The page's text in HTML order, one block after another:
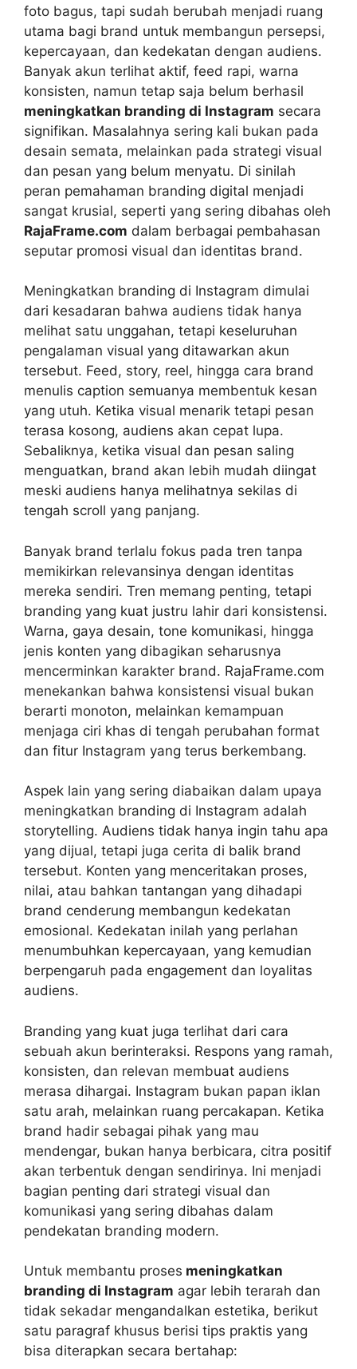
foto bagus, tapi sudah berubah menjadi ruang
utama bagi brand untuk membangun persepsi,
kepercayaan, dan kedekatan dengan audiens.
Banyak akun terlihat aktif, feed rapi, warna
konsisten, namun tetap saja belum berhasil
meningkatkan branding di Instagram secara
signifikan. Masalahnya sering kali bukan pada
desain semata, melainkan pada strategi visual
dan pesan yang belum menyatu. Di sinilah
peran pemahaman branding digital menjadi
sangat krusial, seperti yang sering dibahas oleh
RajaFrame.com dalam berbagai pembahasan
seputar promosi visual dan identitas brand.
Meningkatkan branding di Instagram dimulai
dari kesadaran bahwa audiens tidak hanya
melihat satu unggahan, tetapi keseluruhan
pengalaman visual yang ditawarkan akun
tersebut. Feed, story, reel, hingga cara brand
menulis caption semuanya membentuk kesan
yang utuh. Ketika visual menarik tetapi pesan
terasa kosong, audiens akan cepat lupa.
Sebaliknya, ketika visual dan pesan saling
menguatkan, brand akan lebih mudah diingat
meski audiens hanya melihatnya sekilas di
tengah scroll yang panjang.
Banyak brand terlalu fokus pada tren tanpa
memikirkan relevansinya dengan identitas
mereka sendiri. Tren memang penting, tetapi
branding yang kuat justru lahir dari konsistensi.
Warna, gaya desain, tone komunikasi, hingga
jenis konten yang dibagikan seharusnya
mencerminkan karakter brand. RajaFrame.com
menekankan bahwa konsistensi visual bukan
berarti monoton, melainkan kemampuan
menjaga ciri khas di tengah perubahan format
dan fitur Instagram yang terus berkembang.
Aspek lain yang sering diabaikan dalam upaya
meningkatkan branding di Instagram adalah
storytelling. Audiens tidak hanya ingin tahu apa
yang dijual, tetapi juga cerita di balik brand
tersebut. Konten yang menceritakan proses,
nilai, atau bahkan tantangan yang dihadapi
brand cenderung membangun kedekatan
emosional. Kedekatan inilah yang perlahan
menumbuhkan kepercayaan, yang kemudian
berpengaruh pada engagement dan loyalitas
audiens.
Branding yang kuat juga terlihat dari cara
sebuah akun berinteraksi. Respons yang ramah,
konsisten, dan relevan membuat audiens
merasa dihargai. Instagram bukan papan iklan
satu arah, melainkan ruang percakapan. Ketika
brand hadir sebagai pihak yang mau
mendengar, bukan hanya berbicara, citra positif
akan terbentuk dengan sendirinya. Ini menjadi
bagian penting dari strategi visual dan
komunikasi yang sering dibahas dalam
pendekatan branding modern.
Untuk membantu proses meningkatkan
branding di Instagram agar lebih terarah dan
tidak sekadar mengandalkan estetika, berikut
satu paragraf khusus berisi tips praktis yang
bisa diterapkan secara bertahap: